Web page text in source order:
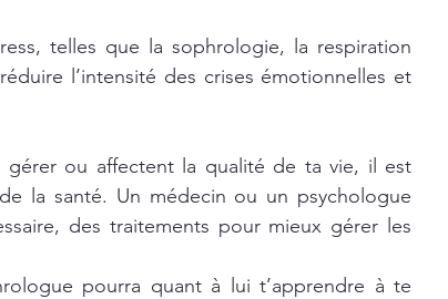
telles que la sophrologie, la respiration
l’intensité des crises émotionnelles et
gérer ou affectent la qualité de ta vie, il est
la santé. Un médecin ou un psychologue
des traitements pour mieux gérer les
pourra quant à lui t’apprendre à te